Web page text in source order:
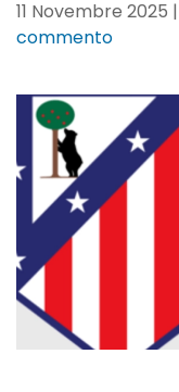
11 Novembre 2025 |
commentosu
parte
Maxi-
offerta